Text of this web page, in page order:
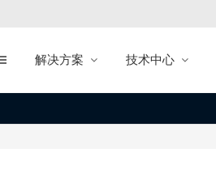
解决方案 技术中心